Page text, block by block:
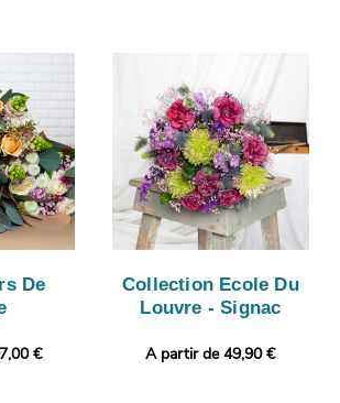
De
€
Collection Ecole Du
Louvre - Signac
A partir de 49,90 €